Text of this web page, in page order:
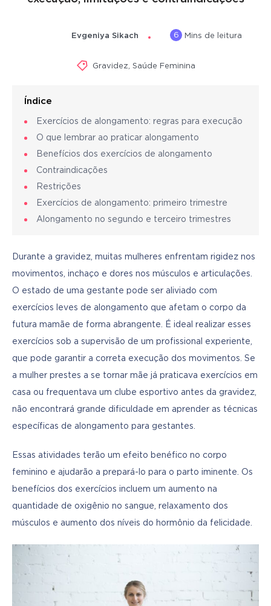
Evgeniya Sikach 6 Mins de leitura
Gravidez Saúde Feminina
Índice
Exercícios de alongamento: regras para execução
O que lembrar ao praticar alongamento
Benefícios dos exercícios de alongamento
Contraindicações
Restrições
Exercícios de alongamento: primeiro trimestre
Alongamento no segundo e terceiro trimestres
Durante a gravidez, muitas mulheres enfrentam rigidez nos
movimentos, inchaço e dores nos músculos e articulações.
O estado de uma gestante pode ser aliviado com
exercícios leves de alongamento que afetam o corpo da
futura mamãe de forma abrangente. É ideal realizar esses
exercícios sob a supervisão de um profissional experiente,
que pode garantir a correta execução dos movimentos. Se
a mulher prestes a se tornar mãe já praticava exercícios em
casa ou frequentava um clube esportivo antes da gravidez,
não encontrará grande dificuldade em aprender as técnicas
específicas de alongamento para gestantes.
Essas atividades terão um efeito benéfico no corpo
feminino e ajudarão a prepará-lo para o parto iminente. Os
benefícios dos exercícios incluem um aumento na
quantidade de oxigênio no sangue, relaxamento dos
músculos e aumento dos níveis do hormônio da felicidade.